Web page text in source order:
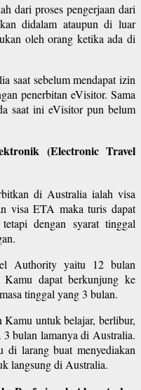
dari proses pengerjaan dari
didalam ataupun di luar
oleh orang ketika ada di
saat sebelum mendapat izin
penerbitan eVisitor. Sama
saat ini eVisitor pun belum
(Electronic Travel
di Australia ialah visa
visa ETA maka turis dapat
dengan syarat tinggal
Authority yaitu 12 bulan
dapat berkunjung ke
tinggal yang 3 bulan.
untuk belajar, berlibur,
3 bulan lamanya di Australia.
larang buat menyediakan
langsung di Australia.